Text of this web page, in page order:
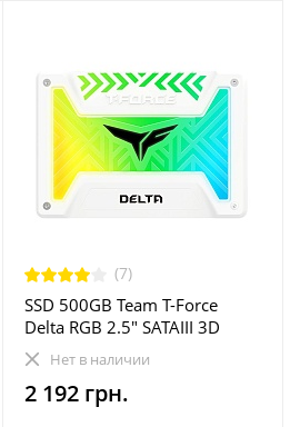
(7)
SSD 500GB Team T-Force
Delta RGB 2.5" SATAIII 3D
NAND TLC White
(T253TR500G3C413)
Нет в наличии
2 192 грн.